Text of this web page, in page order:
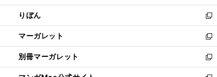
開
く
ウ
で
開
く
ン
ド
ウ
で
開
く
ウ
ィ
ン
ド
ウ
で
開
りぼん
新
し
い
ウ
ィ
ン
マーガレット
新
し
い
ウ
別冊マーガレット
新
し